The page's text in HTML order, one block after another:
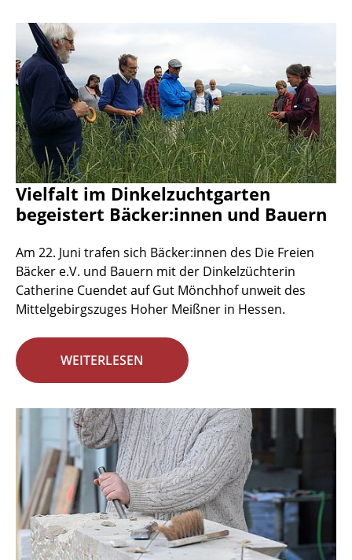
Vielfalt im Dinkelzuchtgarten
begeistert Bäcker:innen und Bauern
Am 22. Juni trafen sich Bäcker:innen des Die Freien
Bäcker e.V. und Bauern mit der Dinkelzüchterin
Catherine Cuendet auf Gut Mönchhof unweit des
Mittelgebirgszuges Hoher Meißner in Hessen.
WEITERLESEN